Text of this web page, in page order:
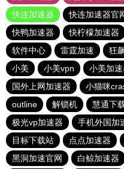
快连加速器
快连加速器官
快鸭加速器
快柠檬加速器
软件中心
雷霆加速 狂
小美
小美vpn 小美加速
国外上网加速器
小猫咪
outline
解锁机 慧通下
极光vp加速器
手机外国加
目标下载站
点点加速器
黑洞加速官网
白鲸加速器